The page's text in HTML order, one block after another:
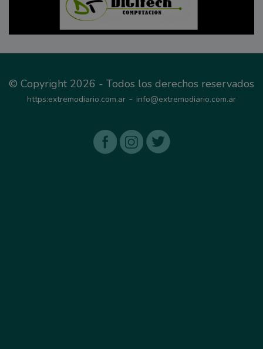
© Copyright 2026 - Todos los derechos reservados
https:extremodiario.com.ar - info@extremodiario.com.ar